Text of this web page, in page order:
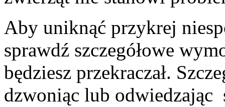
Aby uniknąć przykrej
sprawdź szczegółowe
będziesz przekraczał.
dzwoniąc lub odwiedzając